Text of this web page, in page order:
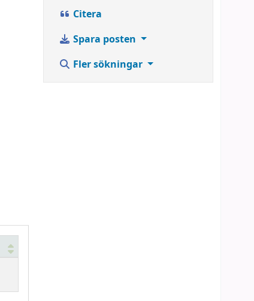
Citera
Spara posten
Fler sökningar